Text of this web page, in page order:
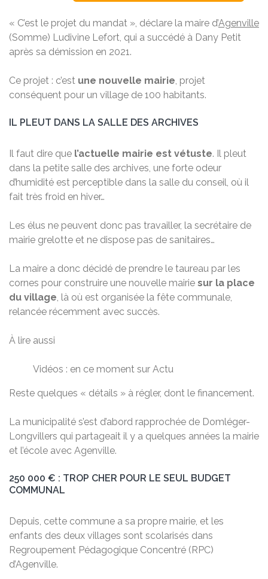
« C’est le projet du mandat », déclare la maire d’Agenville
(Somme) Ludivine Lefort, qui a succédé à Dany Petit
après sa démission en 2021.
Ce projet : c’est une nouvelle mairie, projet
conséquent pour un village de 100 habitants.
IL PLEUT DANS LA SALLE DES ARCHIVES
Il faut dire que l’actuelle mairie est vétuste. Il pleut
dans la petite salle des archives, une forte odeur
d’humidité est perceptible dans la salle du conseil, où il
fait très froid en hiver…
Les élus ne peuvent donc pas travailler, la secrétaire de
mairie grelotte et ne dispose pas de sanitaires…
La maire a donc décidé de prendre le taureau par les
cornes pour construire une nouvelle mairie sur la place
du village, là où est organisée la fête communale,
relancée récemment avec succès.
À lire aussi
Vidéos : en ce moment sur Actu
Reste quelques « détails » à régler, dont le financement.
La municipalité s’est d’abord rapprochée de Domléger-
Longvillers qui partageait il y a quelques années la mairie
et l’école avec Agenville.
250 000 € : TROP CHER POUR LE SEUL BUDGET
COMMUNAL
Depuis, cette commune a sa propre mairie, et les
enfants des deux villages sont scolarisés dans
Regroupement Pédagogique Concentré (RPC)
d’Agenville.